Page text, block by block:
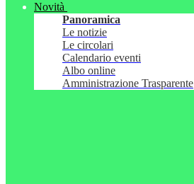
Novità
Panoramica
Le notizie
Le circolari
Calendario eventi
Albo online
Amministrazione Trasparente